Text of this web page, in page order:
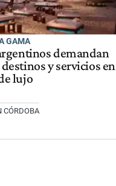
GAMA
demandan
destinos y servicios en
lujo
CÓRDOBA